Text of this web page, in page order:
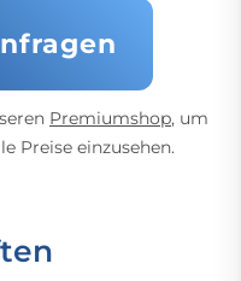
Premiumshop, um
Preise einzusehen.